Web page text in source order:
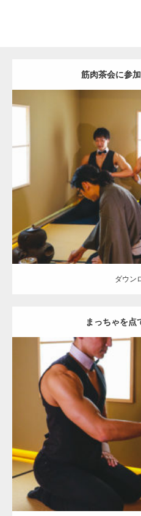
筋肉茶会に参
Update:
茶会のマッチョ その他
ダウンロード
ダウン
まっちゃを点
Update:
Category: 茶会のマッチョ
ダウンロード